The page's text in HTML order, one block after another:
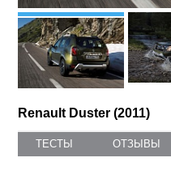
Renault Duster (2011)
ТЕСТЫ ОТЗЫВЫ